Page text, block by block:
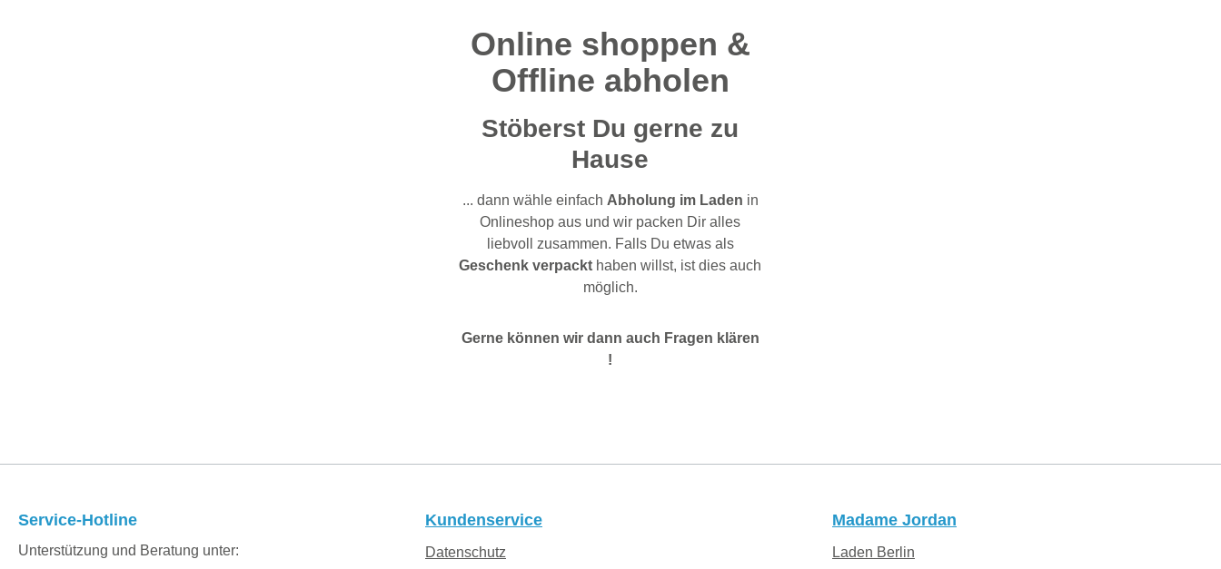
Online shoppen &
Offline abholen
Stöberst Du gerne zu
Hause
... dann wähle einfach Abholung im Laden in
Onlineshop aus und wir packen Dir alles
liebvoll zusammen. Falls Du etwas als
Geschenk verpackt haben willst, ist dies auch
möglich.
Gerne können wir dann auch Fragen klären
!
Service-Hotline
Unterstützung und Beratung unter:
Kundenservice
Datenschutz
Madame Jordan
Laden Berlin